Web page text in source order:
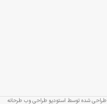
طراحی شده توسط استودیو طراحی وب طرحانه